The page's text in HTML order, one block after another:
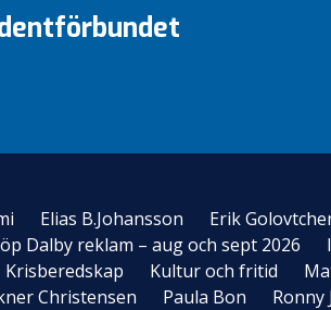
Elias B.Johansson Erik
Dalby reklam – aug och sept 2026
Krisberedskap Kultur och fritid
Christensen Paula Bon Ronny